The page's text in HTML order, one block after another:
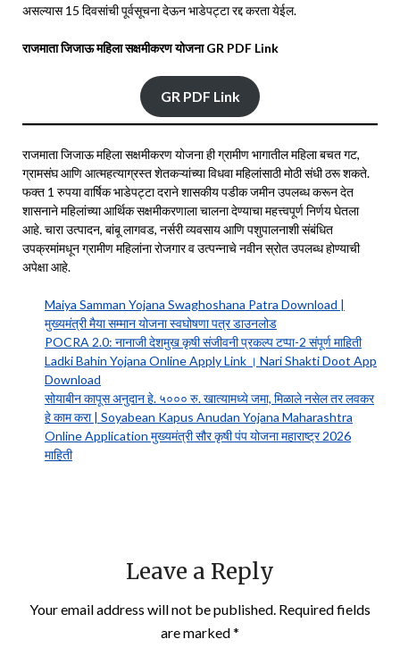
असल्यास 15 दिवसांची पूर्वसूचना देऊन भाडेपट्टा रद्द करता येईल.
राजमाता जिजाऊ महिला सक्षमीकरण योजना GR PDF Link
GR PDF Link
राजमाता जिजाऊ महिला सक्षमीकरण योजना ही ग्रामीण भागातील महिला बचत गट,
ग्रामसंघ आणि आत्महत्याग्रस्त शेतकऱ्यांच्या विधवा महिलांसाठी मोठी संधी ठरू शकते.
फक्त 1 रुपया वार्षिक भाडेपट्टा दराने शासकीय पडीक जमीन उपलब्ध करून देत
शासनाने महिलांच्या आर्थिक सक्षमीकरणाला चालना देण्याचा महत्त्वपूर्ण निर्णय घेतला
आहे. चारा उत्पादन, बांबू लागवड, नर्सरी व्यवसाय आणि पशुपालनाशी संबंधित
उपक्रमांमधून ग्रामीण महिलांना रोजगार व उत्पन्नाचे नवीन स्रोत उपलब्ध होण्याची
अपेक्षा आहे.
Maiya Samman Yojana Swaghoshana Patra Download |
मुख्यमंत्री मैया सम्मान योजना स्वघोषणा पत्र डाउनलोड
POCRA 2.0: नानाजी देशमुख कृषी संजीवनी प्रकल्प टप्पा-2 संपूर्ण माहिती
Ladki Bahin Yojana Online Apply Link । Nari Shakti Doot App
Download
सोयाबीन कापूस अनुदान हे. ५००० रु. खात्यामध्ये जमा, मिळाले नसेल तर लवकर
हे काम करा | Soyabean Kapus Anudan Yojana Maharashtra
Online Application मुख्यमंत्री सौर कृषी पंप योजना महाराष्ट्र 2026
माहिती
Leave a Reply
Your email address will not be published. Required fields
are marked*